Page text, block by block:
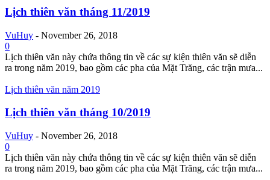
Lịch thiên văn tháng 11/2019
VuHuy - November 26, 2018
0
Lịch thiên văn này chứa thông tin về các sự kiện thiên văn sẽ diễn
ra trong năm 2019, bao gồm các pha của Mặt Trăng, các trận mưa...
Lịch thiên văn năm 2019
Lịch thiên văn tháng 10/2019
VuHuy - November 26, 2018
0
Lịch thiên văn này chứa thông tin về các sự kiện thiên văn sẽ diễn
ra trong năm 2019, bao gồm các pha của Mặt Trăng, các trận mưa...